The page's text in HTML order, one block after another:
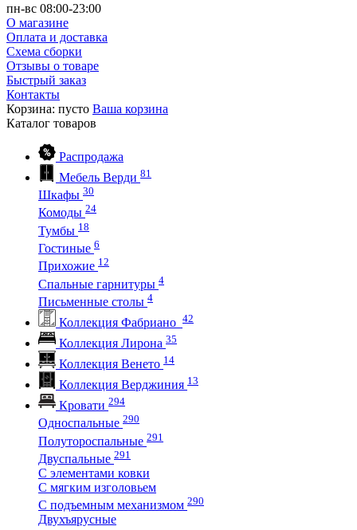
пн-вс 08:00-23:00
О магазине
Оплата и доставка
Схема сборки
Отзывы о товаре
Быстрый заказ
Контакты
Корзина: пусто Ваша корзина
Каталог товаров
Распродажа
Мебель Верди 81
Шкафы 30
Комоды 24
Тумбы 18
Гостиные 6
Прихожие 12
Спальные гарнитуры 4
Письменные столы 4
Коллекция Фабриано 42
Коллекция Лирона 35
Коллекция Венето 14
Коллекция Верджиния 13
Кровати 294
Односпальные 290
Полутороспальные 291
Двуспальные 291
С элементами ковки
С мягким изголовьем
С подъемным механизмом 290
Двухъярусные